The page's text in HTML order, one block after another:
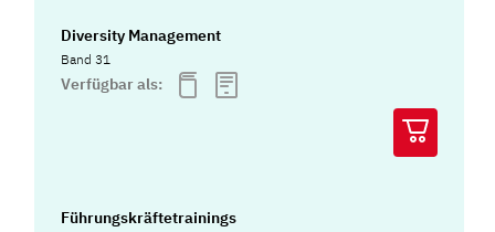
Diversity Management
Band 31
Verfügbar als:
Führungskräftetrainings